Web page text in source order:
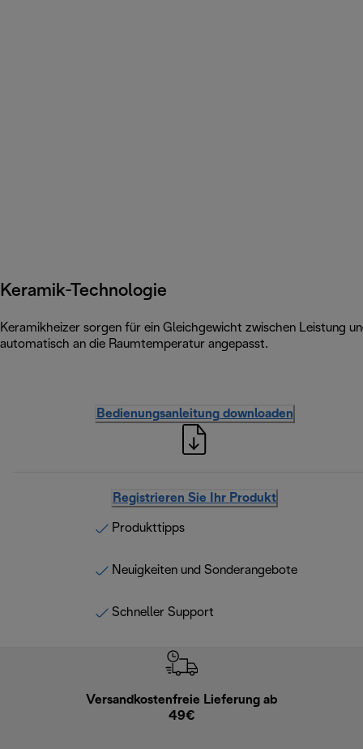
Keramik-Technologie
Keramikheizer sorgen für ein Gleichgewicht zwischen Leistung
automatisch an die Raumtemperatur angepasst.
Bedienungsanleitung downloaden
Registrieren Sie Ihr Produkt
Produkttipps
Neuigkeiten und Sonderangebote
Schneller Support
Versandkostenfreie Lieferung ab
49€